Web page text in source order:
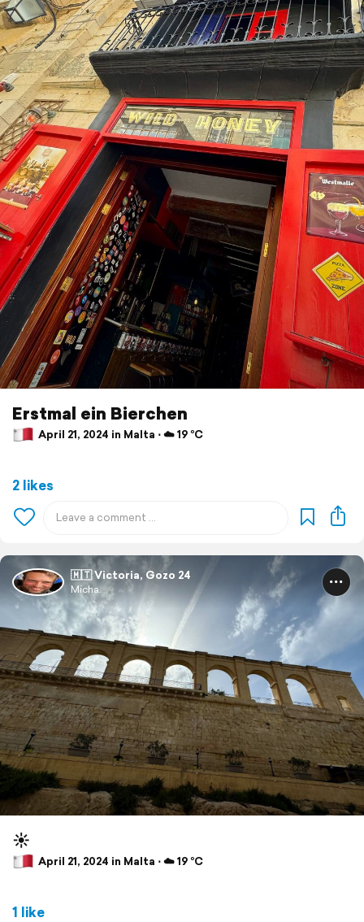
Erstmal ein Bierchen
April 21, 2024 in Malta ⋅ ☁️ 19 °C
2 likes
🇲🇹 Victoria, Gozo 24
Micha.
☀️
April 21, 2024 in Malta ⋅ ☁️ 19 °C
1 like